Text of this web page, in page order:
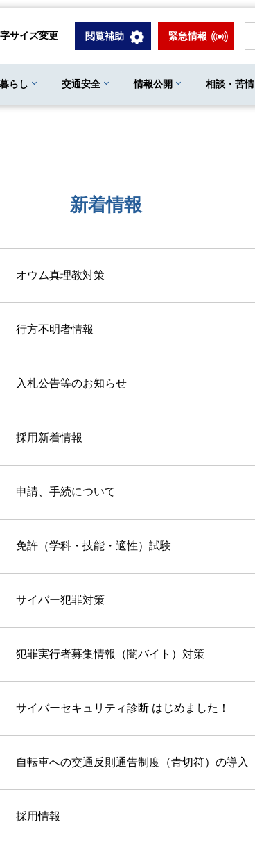
サイズ変更 閲覧補助 緊急情報
らし 交通安全 情報公開 相談・苦情
新着情報
オウム真理教対策
行方不明者情報
入札公告等のお知らせ
採用新着情報
申請、手続について
免許（学科・技能・適性）試験
サイバー犯罪対策
犯罪実行者募集情報（闇バイト）対策
サイバーセキュリティ診断 はじめました！
自転車への交通反則通告制度（青切符）の導入
採用情報